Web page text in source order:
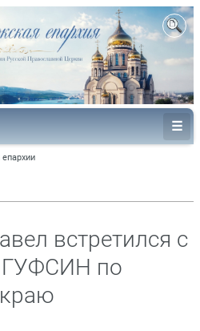
встретился с
ГУФСИН по